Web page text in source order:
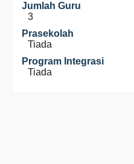
Jumlah Guru
3
Prasekolah
Tiada
Program Integrasi
Tiada